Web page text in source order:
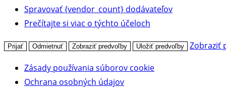
Spravovať {vendor_count} dodávateľov
Prečítajte si viac o týchto účeloch
Prijať Odmietnuť Zobraziť predvoľby Uložiť predvoľby
Zobraziť
Zásady používania súborov cookie
Ochrana osobných údajov